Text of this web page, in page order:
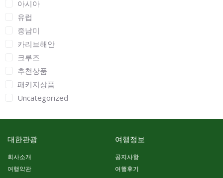
아시아
유럽
중남미
카리브해안
크루즈
추천상품
패키지상품
Uncategorized
대한관광
회사소개
여행약관
여행정보
공지사항
여행후기